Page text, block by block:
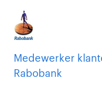
Medewerker
Rabobank